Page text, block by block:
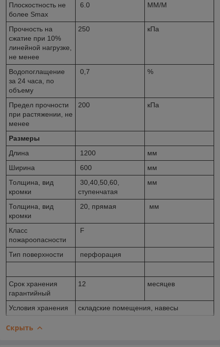
Плоскостность не
более Smax
6.0 ММ/М
Прочность на
сжатие при 10%
линейной нагрузке,
не менее
250 кПа
Водопоглащение
за 24 часа, по
объему
0,7 %
Предел прочности
при растяжении, не
менее
200 кПа
Размеры
Длина
1200
мм
Ширина
600
мм
Толщина, вид
кромки
30,40,50,60,
ступенчатая
мм
Толщина, вид
кромки
20, прямая мм
Класс
пожароопасности
F
Тип поверхности перфорация
Срок хранения
гарантийный
12 месяцев
Условия хранения складские помещения, навесы
Скрыть